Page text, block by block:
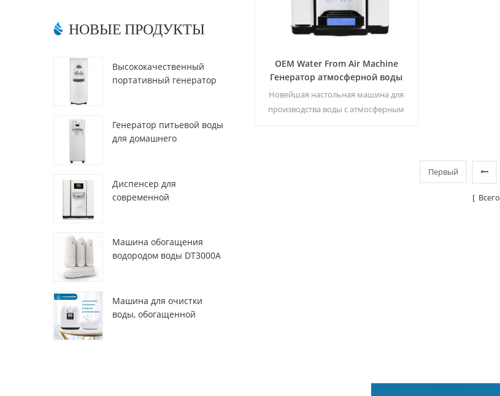
НОВЫЕ ПРОДУКТЫ
Высококачественный
портативный генератор
Генератор питьевой воды
для домашнего
Диспенсер для
современной
ZL9510W
Машина обогащения
водородом воды DT3000A
Машина для очистки
воды, обогащенной
OEM Water From Air Machine
Генератор атмосферной воды
ZL9510E
Новейшая настольная машина для
производства воды с атмосферным
Первый
[ Всего